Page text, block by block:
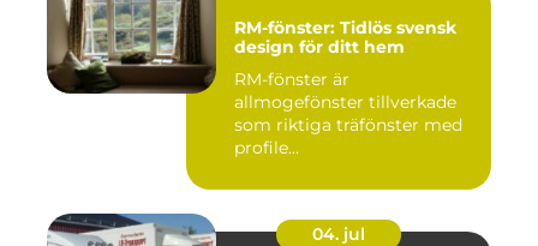
RM-fönster: Tidlös svensk
design för ditt hem
RM-fönster är
allmogefönster tillverkade
som riktiga träfönster med
profile...
04. jul